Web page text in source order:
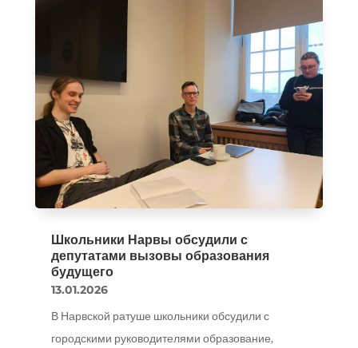
Школьники Нарвы обсудили с
депутатами вызовы образования
будущего
13.01.2026
В Нарвской ратуше школьники обсудили с
городскими руководителями образование,